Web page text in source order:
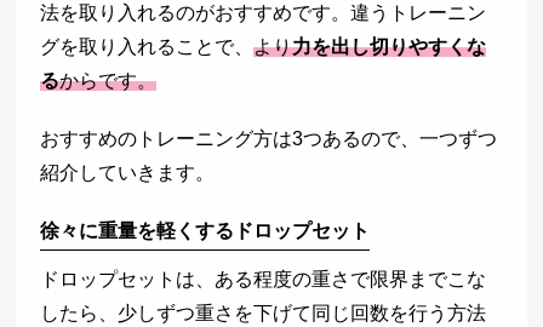
法を取り入れるのがおすすめです。違うトレーニン
グを取り入れることで、より力を出し切りやすくな
るからです。
おすすめのトレーニング方は3つあるので、一つずつ
紹介していきます。
徐々に重量を軽くするドロップセット
ドロップセットは、ある程度の重さで限界までこな
したら、少しずつ重さを下げて同じ回数を行う方法